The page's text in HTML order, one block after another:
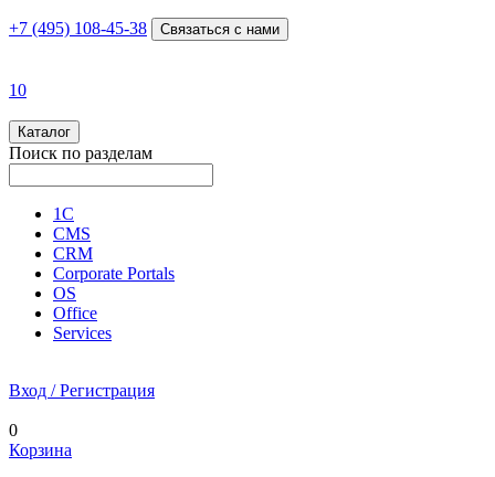
+7 (495) 108-45-38 Связаться с нами
10
Каталог
Поиск по разделам
1С
CMS
CRM
Corporate Portals
OS
Office
Services
Вход / Регистрация
0
Корзина